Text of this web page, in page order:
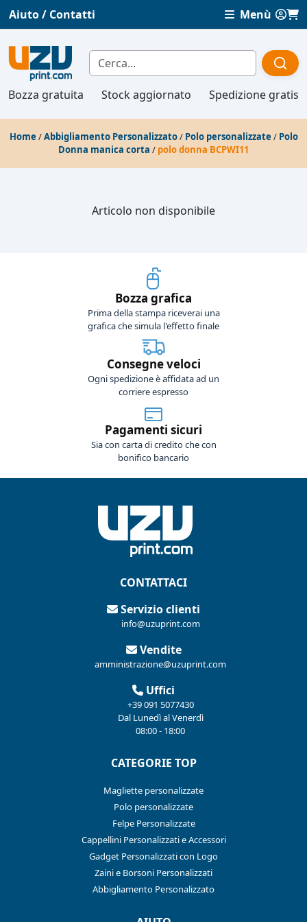
Aiuto / Contatti Menù
Bozza gratuita Stock aggiornato Spedizione gratis
Home /Abbigliamento Personalizzato/ Polo personalizzate / Polo
Donna manica corta / polo donna BCPWI11
Articolo non disponibile
Bozza grafica
Prima della stampa riceverai una
grafica che simula l'effetto finale
Consegne veloci
Ogni spedizione è affidata ad un
corriere espresso
Pagamenti sicuri
Sia con carta di credito che con
bonifico bancario
CONTATTACI
Servizio clienti
info@uzuprint.com
Vendite
amministrazione@uzuprint.com
Uffici
+39 091 5077430
Dal Lunedì al Venerdì
08:00 - 18:00
CATEGORIE TOP
Magliette personalizzate
Polo personalizzate
Felpe Personalizzate
Cappellini Personalizzati e Accessori
Gadget Personalizzati con Logo
Zaini e Borsoni Personalizzati
Abbigliamento Personalizzato